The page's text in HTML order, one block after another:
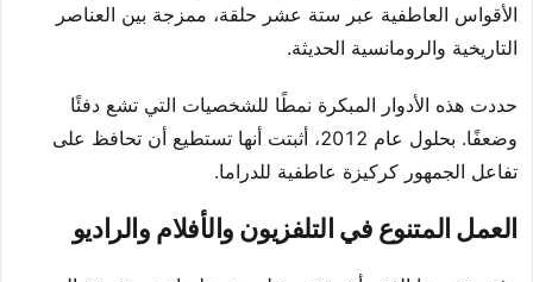
الأقواس العاطفية عبر ستة عشر حلقة، ممزجة بين العناصر
التاريخية والرومانسية الحديثة.
حددت هذه الأدوار المبكرة نمطًا للشخصيات التي تشع دفئًا
وضعفًا. بحلول عام 2012، أثبتت أنها تستطيع أن تحافظ على
تفاعل الجمهور كركيزة عاطفية للدراما.
العمل المتنوع في التلفزيون والأفلام والراديو